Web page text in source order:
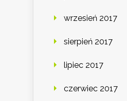
wrzesień 2017
sierpień 2017
lipiec 2017
czerwiec 2017